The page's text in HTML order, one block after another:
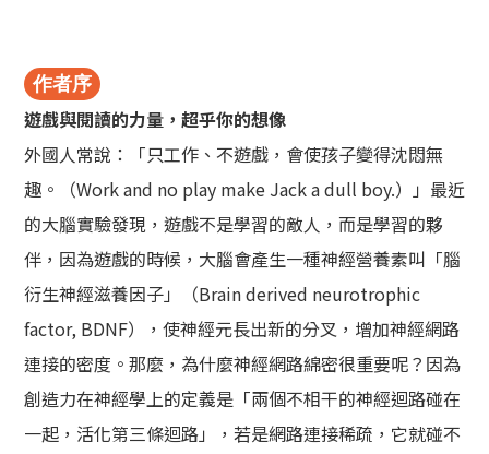
作者序
遊戲與閱讀的力量，超乎你的想像
外國人常說：「只工作、不遊戲，會使孩子變得沈悶無
趣。（Work and no play make Jack a dull boy.）」最近
的大腦實驗發現，遊戲不是學習的敵人，而是學習的夥
伴，因為遊戲的時候，大腦會產生一種神經營養素叫「腦
衍生神經滋養因子」（Brain derived neurotrophic
factor, BDNF），使神經元長出新的分叉，增加神經網路
連接的密度。那麼，為什麼神經網路綿密很重要呢？因為
創造力在神經學上的定義是「兩個不相干的神經迴路碰在
一起，活化第三條迴路」，若是網路連接稀疏，它就碰不